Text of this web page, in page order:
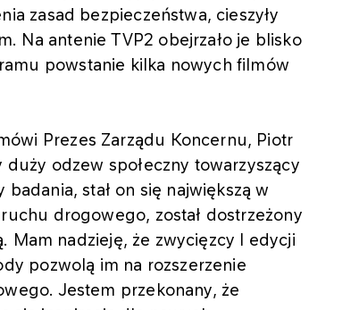
zasad bezpieczeństwa, cieszyły
Na antenie TVP2 obejrzało je blisko
powstanie kilka nowych filmów
Prezes Zarządu Koncernu, Piotr
odzew społeczny towarzyszący
stał on się największą w
drogowego, został dostrzeżony
Mam nadzieję, że zwycięzcy I edycji
pozwolą im na rozszerzenie
Jestem przekonany, że